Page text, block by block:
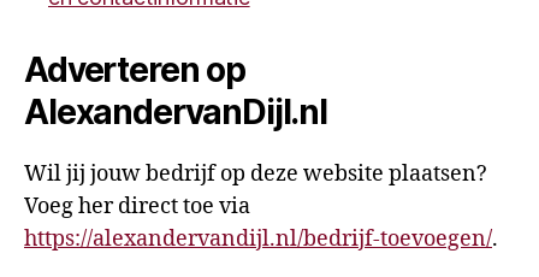
Adverteren op
AlexandervanDijl.nl
Wil jij jouw bedrijf op deze website plaatsen?
Voeg her direct toe via
https://alexandervandijl.nl/bedrijf-toevoegen/.